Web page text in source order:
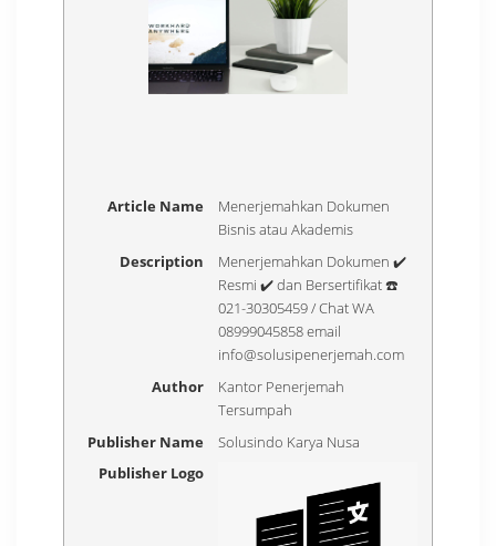
Article Name
Menerjemahkan Dokumen
Bisnis atau Akademis
Description
Menerjemahkan Dokumen ✔️
Resmi ✔️ dan Bersertifikat ☎️
021-30305459 / Chat WA
08999045858 email
info@solusipenerjemah.com
Author
Kantor Penerjemah
Tersumpah
Publisher Name
Solusindo Karya Nusa
Publisher Logo